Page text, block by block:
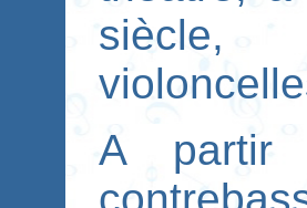
siècle,
A partir